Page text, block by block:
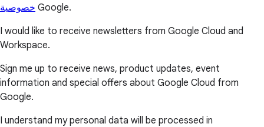
خصوصية Google.
I would like to receive newsletters from Google Cloud and
Workspace.
Sign me up to receive news, product updates, event
information and special offers about Google Cloud from
Google.
I understand my personal data will be processed in